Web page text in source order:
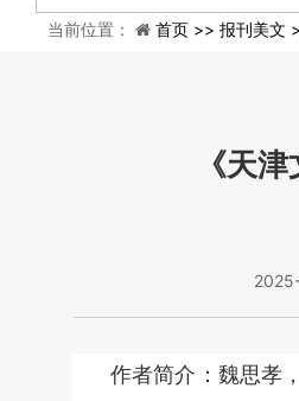
当前位置： 首页 >> 报刊美文
《天
作者简介：魏思孝